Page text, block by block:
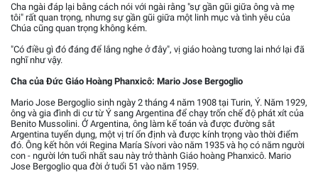
Cha ngài đáp lại bằng cách nói với ngài rằng "sự gần gũi giữa ông và mẹ
tôi" rất quan trọng, nhưng sự gần gũi giữa một linh mục và tình yêu của
Chúa cũng quan trọng không kém.
"Có điều gì đó đáng để lắng nghe ở đây", vị giáo hoàng tương lai nhớ lại đã
nghĩ như vậy.
Cha của Đức Giáo Hoàng Phanxicô: Mario Jose Bergoglio
Mario Jose Bergoglio sinh ngày 2 tháng 4 năm 1908 tại Turin, Ý. Năm 1929,
ông và gia đình di cư từ Ý sang Argentina để chạy trốn chế độ phát xít của
Benito Mussolini. Ở Argentina, ông làm kế toán và được đường sắt
Argentina tuyển dụng, một vị trí ổn định và được kính trọng vào thời điểm
đó. Ông kết hôn với Regina María Sívori vào năm 1935 và họ có năm người
con - người lớn tuổi nhất sau này trở thành Giáo hoàng Phanxicô. Mario
Jose Bergoglio qua đời ở tuổi 51 vào năm 1959.